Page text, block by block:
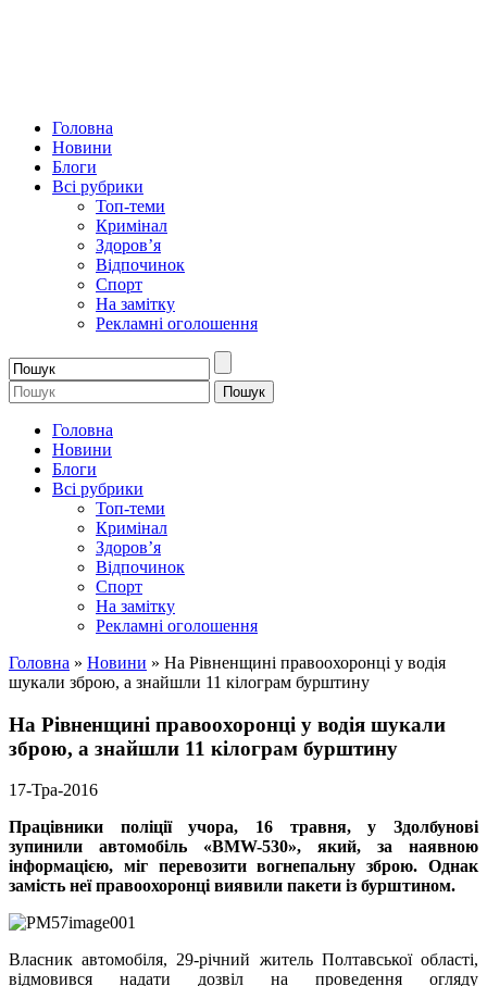
Головна
Новини
Блоги
Всі рубрики
Топ-теми
Кримінал
Здоров’я
Відпочинок
Спорт
На замітку
Рекламні оголошення
Головна
Новини
Блоги
Всі рубрики
Топ-теми
Кримінал
Здоров’я
Відпочинок
Спорт
На замітку
Рекламні оголошення
Головна » Новини » На Рівненщині правоохоронці у водія
шукали зброю, а знайшли 11 кілограм бурштину
На Рівненщині правоохоронці у водія шукали
зброю, а знайшли 11 кілограм бурштину
17-Тра-2016
Працівники поліції учора, 16 травня, у Здолбунові
зупинили автомобіль «BMW-530», який, за наявною
інформацією, міг перевозити вогнепальну зброю. Однак
замість неї правоохоронці виявили пакети із бурштином.
Власник автомобіля, 29-річний житель Полтавської області,
відмовився надати дозвіл на проведення огляду